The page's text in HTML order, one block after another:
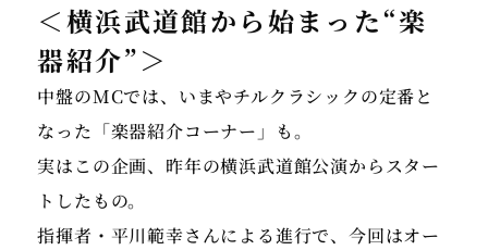
＜横浜武道館から始まった“楽
器紹介”＞
中盤のMCでは、いまやチルクラシックの定番と
なった「楽器紹介コーナー」も。
実はこの企画、昨年の横浜武道館公演からスター
トしたもの。
指揮者・平川範幸さんによる進行で、今回はオー